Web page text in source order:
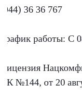
(044) 36 36 767
График работы: С
Лицензия
ИК №144, от 20